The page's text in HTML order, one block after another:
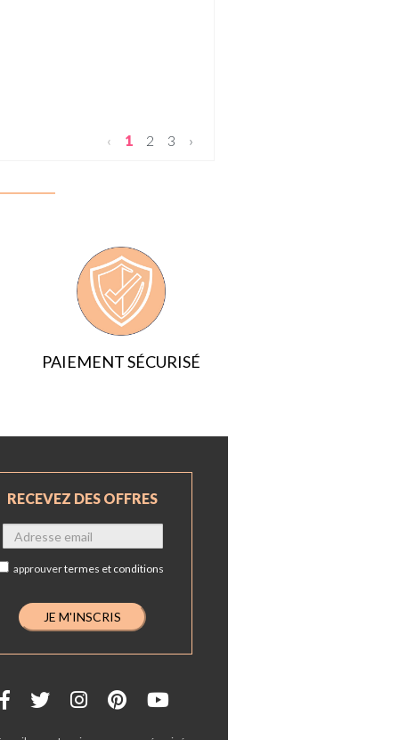
‹ 1 2 3 ›
PAIEMENT SÉCURISÉ
RECEVEZ DES OFFRES
approuvertermes et conditions